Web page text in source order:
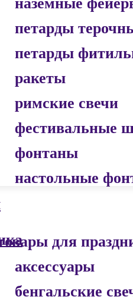
петарды
петарды
ракеты
римские свечи
фестивальные
фонтаны
настольные
для
аксессуары
бенгальские